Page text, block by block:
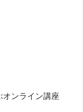
ンライン講座